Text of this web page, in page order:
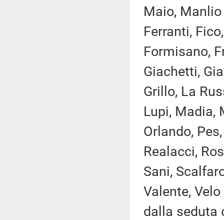
Maio, Manlio
Ferranti,
Formisano,
Giachetti,
Grillo, La
Lupi, Madia,
Orlando,
Realacci,
Sani,
Valente,
dalla seduta